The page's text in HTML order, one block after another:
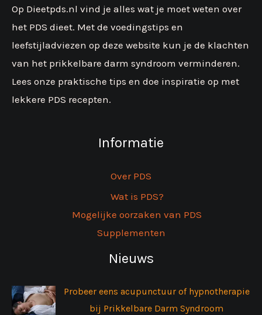
Op Dieetpds.nl vind je alles wat je moet weten over
het PDS dieet. Met de voedingstips en
leefstijladviezen op deze website kun je de klachten
van het prikkelbare darm syndroom verminderen.
Lees onze praktische tips en doe inspiratie op met
lekkere PDS recepten.
Informatie
Over PDS
Wat is PDS?
Mogelijke oorzaken van PDS
Supplementen
Nieuws
Probeer eens acupunctuur of hypnotherapie
bij Prikkelbare Darm Syndroom